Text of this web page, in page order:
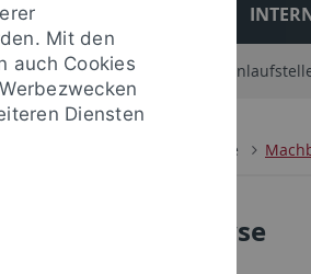
EINRICHTUNGEN
Zentrale
Management Projekte
Mit den
auch Cookies
Diensten